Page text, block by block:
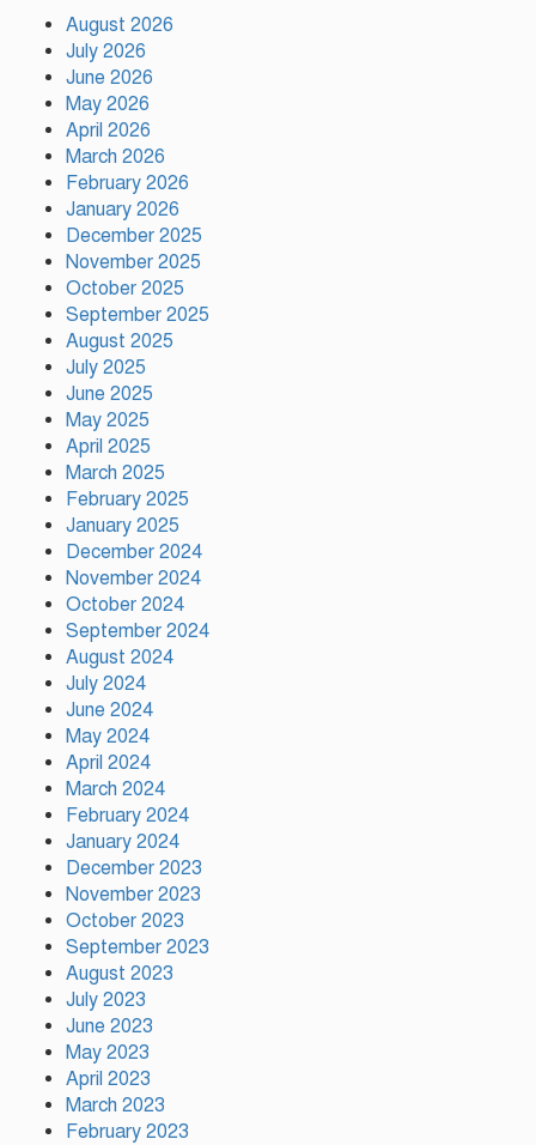
জানিয়েছেন টঙ্গী রিপোর্টার্স ক্লাবের
সভাপতি পীরজাদা মো: নোয়াব আলী
বরিশালে দেশীয় অস্ত্রসহ কিশোর
গ্যাংয়ের ২ সদস্য আটক
August 2026
July 2026
June 2026
May 2026
April 2026
March 2026
February 2026
January 2026
December 2025
November 2025
October 2025
September 2025
August 2025
July 2025
June 2025
May 2025
April 2025
March 2025
February 2025
January 2025
December 2024
November 2024
October 2024
September 2024
August 2024
July 2024
June 2024
May 2024
April 2024
March 2024
February 2024
January 2024
December 2023
November 2023
October 2023
September 2023
August 2023
July 2023
June 2023
May 2023
April 2023
March 2023
February 2023